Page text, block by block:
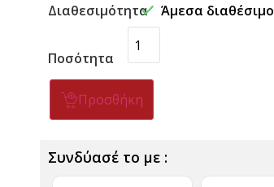
Διαθεσιμότητα Άμεσα διαθέσιμο
Ποσότητα
Προσθήκη
Συνδύασέ το με :